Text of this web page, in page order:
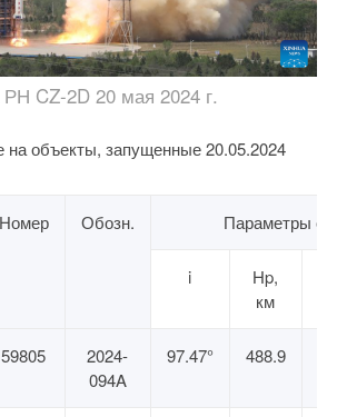
CZ-2D 20 мая 2024 г.
объекты, запущенные 20.05.2024
Номер Обозн. Параметры
i
Hp,
км
59805
2024-
094A
97.47° 488.9